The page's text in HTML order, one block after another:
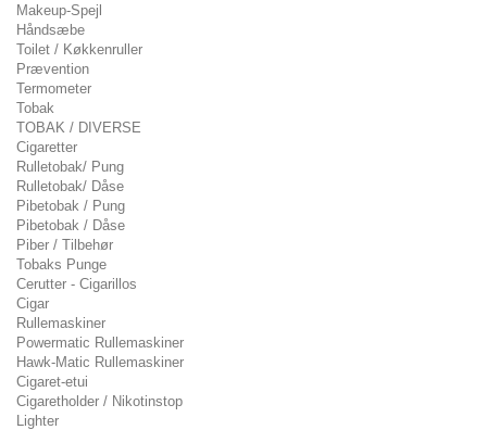
Makeup-Spejl
Håndsæbe
Toilet / Køkkenruller
Prævention
Termometer
Tobak
TOBAK / DIVERSE
Cigaretter
Rulletobak/ Pung
Rulletobak/ Dåse
Pibetobak / Pung
Pibetobak / Dåse
Piber / Tilbehør
Tobaks Punge
Cerutter - Cigarillos
Cigar
Rullemaskiner
Powermatic Rullemaskiner
Hawk-Matic Rullemaskiner
Cigaret-etui
Cigaretholder / Nikotinstop
Lighter